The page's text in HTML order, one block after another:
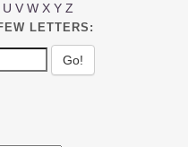
U V W X Y Z
LETTERS: